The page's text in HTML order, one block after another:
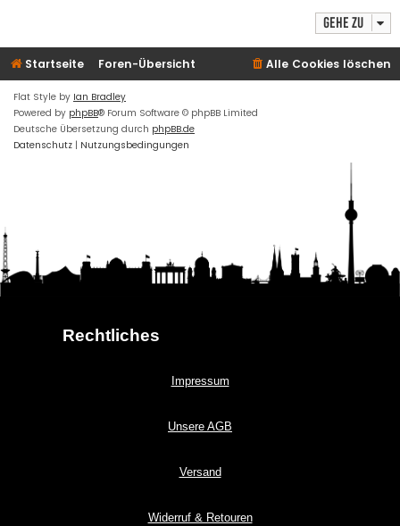
Gehe zu
Startseite Foren-Übersicht Alle Cookies löschen
Flat Style by Ian Bradley
Powered by phpBB® Forum Software © phpBB Limited
Deutsche Übersetzung durch phpBB.de
Datenschutz | Nutzungsbedingungen
Rechtliches
Impressum
Unsere AGB
Versand
Widerruf & Retouren